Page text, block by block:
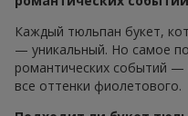
Каждый тюльпан букет,
— уникальный. Но самое
романтических событий
все оттенки фиолетового.